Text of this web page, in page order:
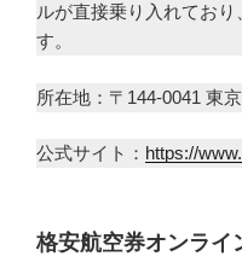
ルが直接乗り入れてお
す。
所在地：〒144-0041 東
公式サイト： https://
格安航空券オンライ